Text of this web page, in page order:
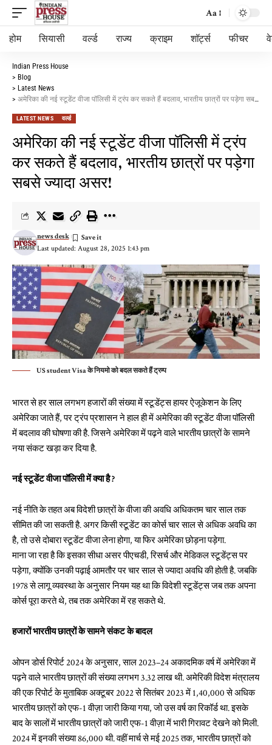
Aa
होम सियासी वर्ल्ड राज्य क्राइम शॉर्ट्स फीचर
Indian Press House
> Blog
> Latest News
> अमेरिका की नई स्टूडेंट वीजा पॉलिसी में ट्रंप कर सकते हैं बदलाव, भारतीय छात्रों पर पड़ेगा सबसे ज्यादा असर!
LATEST NEWS वर्ल्ड
अमेरिका की नई स्टूडेंट वीजा पॉलिसी में ट्रंप
कर सकते हैं बदलाव, भारतीय छात्रों पर पड़ेगा
सबसे ज्यादा असर!
Last updated: August 28, 2025 1:43 pm
news desk
US student Visa के नियमो को बदल सकते हैं ट्रम्प
भारत से हर साल लगभग हजारों की संख्या में स्टूडेंट्स हायर ऐजूकेशन के लिए
अमेरिका जाते हैं, पर ट्रंप प्रशासन ने हाल ही में अमेरिका की स्टूडेंट वीजा पॉलिसी
में बदलाव की घोषणा की है. जिसने अमेरिका में पढ़ने वाले भारतीय छात्रों के सामने
नया संकट खड़ा कर दिया है.
नई स्टूडेंट वीजा पॉलिसी में क्या है ?
नई नीति के तहत अब विदेशी छात्रों के वीजा की अवधि अधिकतम चार साल तक
सीमित की जा सकती है. अगर किसी स्टूडेंट का कोर्स चार साल से अधिक अवधि का
है, तो उसे दोबारा स्टूडेंट वीजा लेना होगा, या फिर अमेरिका छोड़ना पड़ेगा.
माना जा रहा है कि इसका सीधा असर पीएचडी, रिसर्च और मेडिकल स्टूडेंट्स पर
पड़ेगा, क्योंकि उनकी पढ़ाई आमतौर पर चार साल से ज्यादा अवधि की होती है. जबकि
1978 से लागू व्यवस्था के अनुसार नियम यह था कि विदेशी स्टूडेंट्स जब तक अपना
कोर्स पूरा करते थे, तब तक अमेरिका में रह सकते थे.
हजारों भारतीय छात्रों के सामने संकट के बादल
ओपन डोर्स रिपोर्ट 2024 के अनुसार, साल 2023–24 अकादमिक वर्ष में अमेरिका में
पढ़ने वाले भारतीय छात्रों की संख्या लगभग 3.32 लाख थी. अमेरिकी विदेश मंत्रालय
की एक रिपोर्ट के मुताबिक अक्टूबर 2022 से सितंबर 2023 में 1,40,000 से अधिक
भारतीय छात्रों को एफ-1 वीज़ा जारी किया गया, जो उस वर्ष का रिकॉर्ड था. इसके
बाद के सालों में भारतीय छात्रों को जारी एफ-1 वीज़ा में भारी गिरावट देखने को मिली.
2024 में इनकी संख्या 86,000 थी. वहीं मार्च से मई 2025 तक, भारतीय छात्रों को